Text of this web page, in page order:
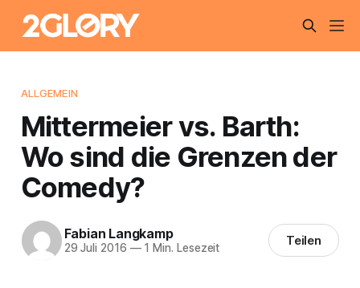
ALLGEMEIN
Mittermeier vs. Barth:
Wo sind die Grenzen der
Comedy?
Fabian Langkamp
29 Juli 2016 —1 Min. Lesezeit Teilen